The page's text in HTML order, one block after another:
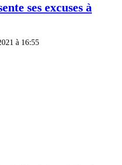
ses excuses à
à 16:55